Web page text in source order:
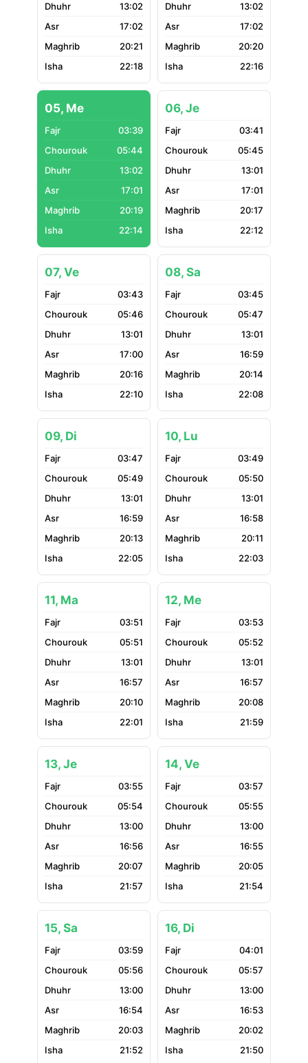
13:02
17:02
20:21
22:18
13:02
17:02
20:20
22:16
05, Me
03:39
05:44
13:02
17:01
20:19
22:14
06, Je
03:41
05:45
13:01
17:01
20:17
22:12
07, Ve
03:43
05:46
13:01
17:00
20:16
22:10
08, Sa
03:45
05:47
13:01
16:59
20:14
22:08
09, Di
03:47
05:49
13:01
16:59
20:13
22:05
10, Lu
03:49
05:50
13:01
16:58
20:11
22:03
11, Ma
03:51
05:51
13:01
16:57
20:10
22:01
12, Me
03:53
05:52
13:01
16:57
20:08
21:59
13, Je
03:55
05:54
13:00
16:56
20:07
21:57
14, Ve
03:57
05:55
13:00
16:55
20:05
21:54
15, Sa
03:59
05:56
13:00
16:54
20:03
21:52
16, Di
04:01
05:57
13:00
16:53
20:02
21:50